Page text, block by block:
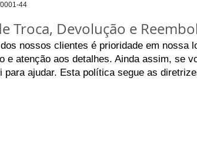
44
Troca, Devolução e
nossos clientes é prioridade em nossa
e atenção aos detalhes. Ainda assim, se
para ajudar. Esta política segue as